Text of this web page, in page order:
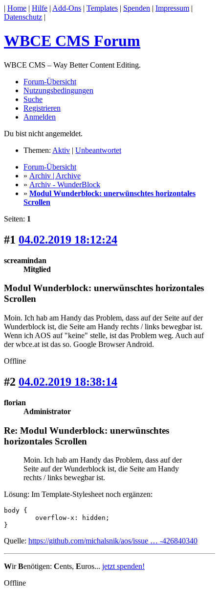
| Home | Hilfe | Add-Ons | Templates | Spenden | Impressum |
Datenschutz |
WBCE CMS Forum
WBCE CMS – Way Better Content Editing.
Forum-Übersicht
Nutzungsbedingungen
Suche
Registrieren
Anmelden
Du bist nicht angemeldet.
Themen: Aktiv | Unbeantwortet
Forum-Übersicht
» Archiv | Archive
» Archiv - WunderBlock
» Modul Wunderblock: unerwünschtes horizontales
Scrollen
Seiten: 1
#1 04.02.2019 18:12:24
screamindan
Mitglied
Modul Wunderblock: unerwünschtes horizontales
Scrollen
Moin. Ich hab am Handy das Problem, dass auf der Seite auf der
Wunderblock ist, die Seite am Handy rechts / links bewegbar ist.
Wenn ich AOS auf "keine" stelle, ist das Problem weg. Auch auf
der wbce.at ist das so. Google Browser Android.
Offline
#2 04.02.2019 18:38:14
florian
Administrator
Re: Modul Wunderblock: unerwünschtes
horizontales Scrollen
Moin. Ich hab am Handy das Problem, dass auf der
Seite auf der Wunderblock ist, die Seite am Handy
rechts / links bewegbar ist.
Lösung: Im Template-Stylesheet noch ergänzen:
body {
}
Quelle: https://github.com/michalsnik/aos/issue … -426840340
WirBenötigen: Cents, Euros... jetzt spenden!
Offline